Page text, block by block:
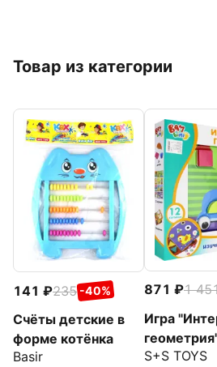
Товар из категории
141 235 -40%
Счёты детские в
форме котёнка
Basir
871 1
Игра
S+S TOYS